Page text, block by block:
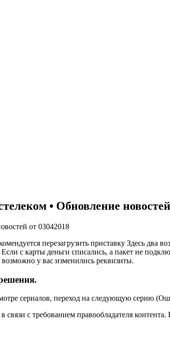
• Обновление
от 03042018
перезагрузить приставку Здесь два
с карты деньги списались, а пакет не
у вас изменились реквизиты.
сериалов, переход на следующую серию
с требованием правообладателя